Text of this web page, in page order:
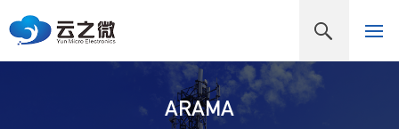
ARAMA